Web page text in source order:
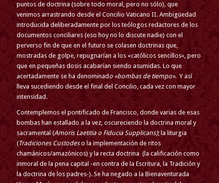
puntos de doctrina (sobre todo moral, pero no sólo), que
venimos arrastrando desde el Concilio Vaticano II. Ambigüedad
introducida deliberadamente por los teólogos redactores de los
documentos conciliares (eso hoy no lo discute nadie) con el
perverso fin de que en el futuro se colasen doctrinas que,
mostradas de golpe, repugnarían a los «católicos sencillos», pero
que en pequeñas dosis acabarían siendo asumidas. Lo que
acertadamente se ha denominad o «bombas de tiempo». Y así
lleva sucediendo desde el final del Concilio, cada vez con mayor
intensidad.
Contemplemos el pontificado de Francisco, donde varias de esas
bombas han estallado a la vez, oscureciendo la doctrina moral y
sacramental (Amoris Laetitia o Fiducia Supplicans); la liturgia
(Tradiciones Custodeso la implementación de ritos
chamánicos/amazónicos) y la recta doctrina (la calificación como
inmoral de la pena capital -en contra de la Escritura, la Tradición y
la doctrina de los padres-). Se ha negado a la Bienaventurada